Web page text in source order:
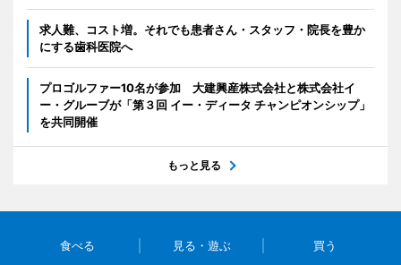
求人難、コスト増。それでも患者さん・スタッフ・院長を豊か
にする歯科医院へ
プロゴルファー10名が参加 大建興産株式会社と株式会社イ
ー・グルーブが「第３回 イー・ディータ チャンピオンシップ」
を共同開催
もっと見る
食べる 見る・遊ぶ 買う